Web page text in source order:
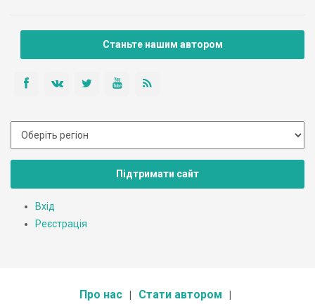
Станьте нашим автором
Підтримати сайт
Вхід
Реєстрація
Про нас Стати автором